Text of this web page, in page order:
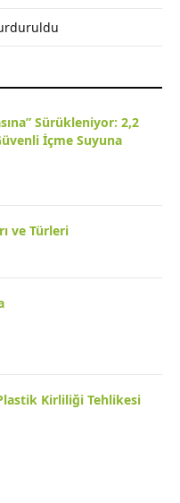
Sürükleniyor: 2,2
İçme Suyuna
ve Türleri
Kirliliği Tehlikesi